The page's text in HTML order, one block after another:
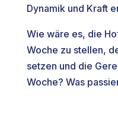
Dynamik und Kraft
Wie wäre es, die
Woche zu stellen,
setzen und die
Woche? Was